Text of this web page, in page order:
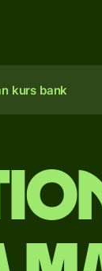
kurs bank